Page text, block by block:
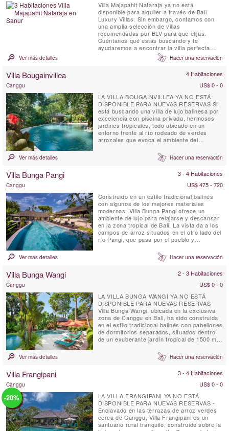
Villa Majapahit Nataraja ya no está
disponible para alquiler a través de Bali
Luxury Villas. Sin embargo, contamos con
una amplia selección de villas
recomendadas por BLV para que elijas.
Cuéntanos qué estás buscando y te
ayudaremos a encontrar la villa perfecta
para tus vacaciones en Bali.
Ver más detalles Hacer una reservación
Villa Bougainvillea 4 Habitaciones
Canggu
US$ 0 - 0
LA VILLA BOUGAINVILLEA YA NO ESTÁ
DISPONIBLE PARA NUEVAS RESERVAS Si
está buscando una villa de lujo balinesa por
excelencia con piscina privada, hermosos
jardines tropicales, todo ubicado en un
entorno frente al río rodeado de verdes
arrozales que evoca el ambiente del
ubicación perfecta en Villa Buganvilla,
Canggu. Villa Bougainvillea es una obra
pabellones para dormir independientes y 1 ...
Ver más detalles Hacer una reservación
Villa Bunga Pangi 3 - 4 Habitaciones
Canggu
US$ 475 - 720
Construido en un estilo tradicional balinés
con algunos de los mejores materiales
modernos, Villa Bunga Pangi ofrece un
ambiente de lujo para relajarse y descansar
en la zona tropical de Bali. La vista da a los
campos de arroz situados en el otro lado del
río Pangi, que pasa por el pueblo y
hasta el océano. Bunga significa "flor",
disfrutar de un cóctel al atardecer rodeado
Ver más detalles Hacer una reservación
Villa Bunga Wangi 2 - 3 Habitaciones
Canggu
US$ 0 - 0
LA VILLA BUNGA WANGI YA NO ESTÁ
DISPONIBLE PARA NUEVAS RESERVAS
Villa Bunga Wangi, ubicada en la exclusiva
zona de Canggu en Bali, ha sido construida
en el estilo tradicional balinés con pabellones
de dormitorios separados, situados dentro
de un exuberante jardín tropical de 1500 m².
arquitecto paisajista Made Wijaya. La villa
ofrece tres pabellones de dormitorios
Ver más detalles Hacer una reservación
Villa Frangipani 3 - 4 Habitaciones
Canggu US$ 0 - 0
-20%
LA VILLA FRANGIPANI YA NO ESTÁ
DISPONIBLE PARA NUEVAS RESERVAS -
Enclavado en las terrazas de arroz verdes
cerca de Canggu, Villa Frangipani es un
santuario rural tranquilo, construido sobre la